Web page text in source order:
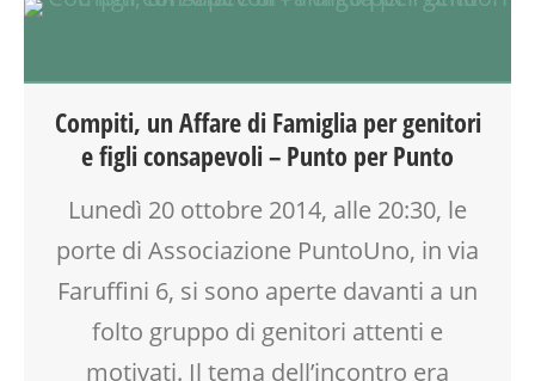
ADULTI
EDUCATORE
FORMAZIONE
GENITORI
LABORATORIO
MAMME
PEDAGOGIA
Compiti, un Affare di Famiglia per genitori
e figli consapevoli – Punto per Punto
Lunedì 20 ottobre 2014, alle 20:30, le
porte di Associazione PuntoUno, in via
Faruffini 6, si sono aperte davanti a un
folto gruppo di genitori attenti e
motivati. Il tema dell’incontro era